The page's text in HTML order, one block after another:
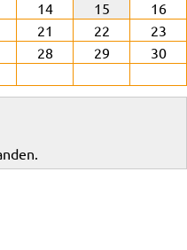
14 15
16
21 22
23
28 29
30